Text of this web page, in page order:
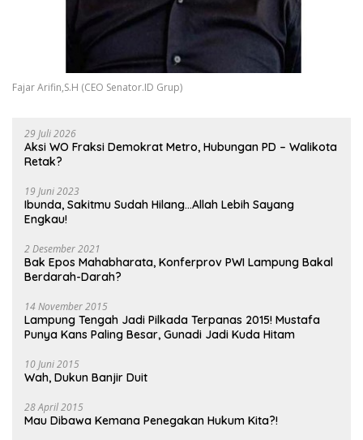
Fajar Arifin,S.H (CEO Senator.ID Grup)
29 Juli 2026
Aksi WO Fraksi Demokrat Metro, Hubungan PD – Walikota
Retak?
19 Juni 2023
Ibunda, Sakitmu Sudah Hilang…Allah Lebih Sayang
Engkau!
2 Desember 2021
Bak Epos Mahabharata, Konferprov PWI Lampung Bakal
Berdarah-Darah?
14 November 2015
Lampung Tengah Jadi Pilkada Terpanas 2015! Mustafa
Punya Kans Paling Besar, Gunadi Jadi Kuda Hitam
10 Juni 2015
Wah, Dukun Banjir Duit
28 April 2015
Mau Dibawa Kemana Penegakan Hukum Kita?!